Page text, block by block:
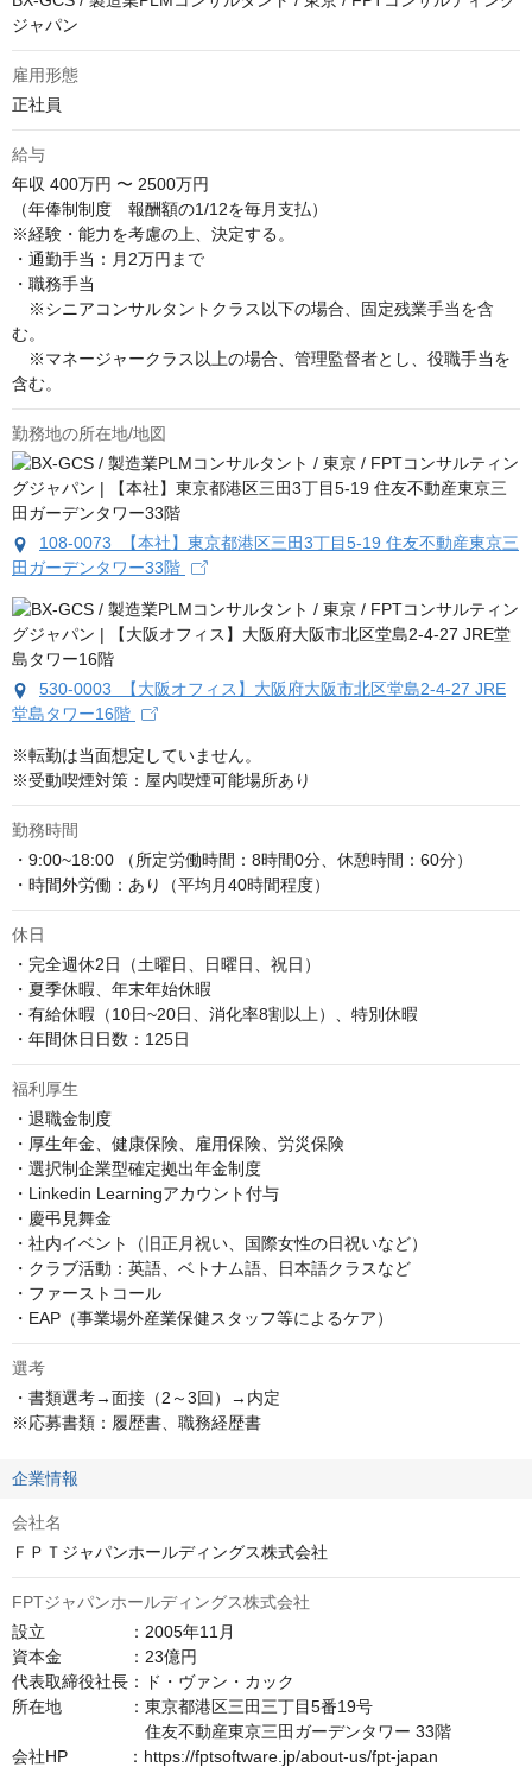
ジャパン
雇用形態
正社員
給与
年収 400万円 〜 2500万円
（年俸制制度　報酬額の1/12を毎月支払）
※経験・能力を考慮の上、決定する。
・通勤手当：月2万円まで
・職務手当
※シニアコンサルタントクラス以下の場合、固定残業手当を含
む。
※マネージャークラス以上の場合、管理監督者とし、役職手当を
含む。
勤務地の所在地/地図
108-0073 【本社】東京都港区三田3丁目5-19 住友不動産東京三
田ガーデンタワー33階
530-0003 【大阪オフィス】大阪府大阪市北区堂島2-4-27 JRE
堂島タワー16階
※転勤は当面想定していません。
※受動喫煙対策：屋内喫煙可能場所あり
勤務時間
・9:00~18:00 （所定労働時間：8時間0分、休憩時間：60分）
・時間外労働：あり（平均月40時間程度）
休日
・完全週休2日（土曜日、日曜日、祝日）
・夏季休暇、年末年始休暇
・有給休暇（10日~20日、消化率8割以上）、特別休暇
・年間休日日数：125日
福利厚生
・退職金制度
・厚生年金、健康保険、雇用保険、労災保険
・選択制企業型確定拠出年金制度
・Linkedin Learningアカウント付与
・慶弔見舞金
・社内イベント（旧正月祝い、国際女性の日祝いなど）
・クラブ活動：英語、ベトナム語、日本語クラスなど
・ファーストコール
・EAP（事業場外産業保健スタッフ等によるケア）
選考
・書類選考→面接（2～3回）→内定
※応募書類：履歴書、職務経歴書
企業情報
会社名
ＦＰＴジャパンホールディングス株式会社
FPTジャパンホールディングス株式会社
設立　　　　　：2005年11月
資本金　　　　：23億円
代表取締役社長：ド・ヴァン・カック
所在地　　　　：東京都港区三田三丁目5番19号
住友不動産東京三田ガーデンタワー 33階
会社HP　　　  ：https://fptsoftware.jp/about-us/fpt-japan